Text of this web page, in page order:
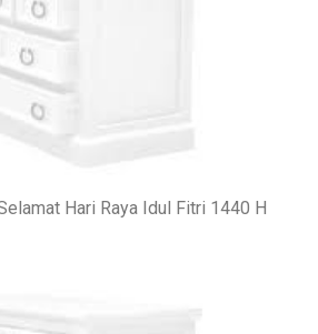
Hari Raya Idul Fitri 1440 H